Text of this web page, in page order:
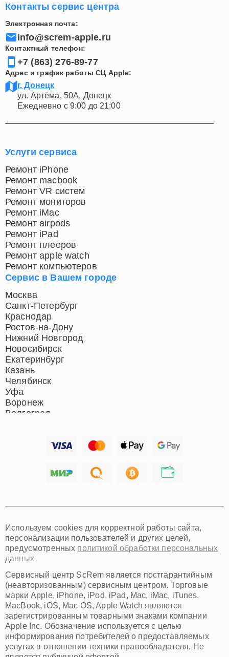
Контакты сервис центра
Электронная почта:
info@screm-apple.ru
Контактный телефон:
+7 (863) 276-89-77
Адрес и график работы СЦ Apple:
г. Донецк
ул. Артёма, 50А, Донецк
Ежедневно с 9:00 до 21:00
Сервис в Вашем городе
Москва
Санкт-Петербург
Краснодар
Ростов-на-Дону
Нижний Новгород
Новосибирск
Екатеринбург
Казань
Челябинск
Уфа
Воронеж
Волгоград
Хабаровск
Омск
Красноярск
Пермь
Ульяновск
Киров
Архангельск
Астрахань
Белгород
Благовещенск
Брянск
Владивосток
Владикавказ
Услуги сервиса
Ремонт iPhone
Ремонт macbook
Ремонт VR систем
Ремонт мониторов
Ремонт iMac
Ремонт airpods
Ремонт iPad
Ремонт плееров
Ремонт apple watch
Ремонт компьютеров
Используем cookies для корректной работы сайта,
персонализации пользователей и других целей,
предусмотренных политикой обработки персональных
данных
Сервисный центр ScRem является постгарантийным
(неавторизованным) сервисным центром. Торговые
марки Apple, iPhone, iPod, iPad, Mac, iMac, iTunes,
MacBook, iOS, Mac OS, Apple Watch являются
зарегистрированным товарными знаками компании
Apple Inc. Обозначение используется с целью
информирования потребителей о предоставляемых
услугах в отношении техники правообладателя. Не